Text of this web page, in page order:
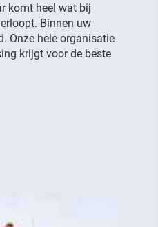
komt heel wat bij
Binnen uw
Onze hele organisatie
krijgt voor de beste